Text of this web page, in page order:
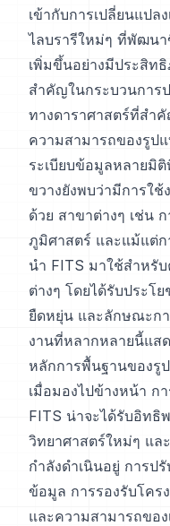
เข้ากับการเปลี่ยนแปล
ไลบรารีใหม่ๆ ที่พัฒน
เพิ่มขึ้นอย่างมีประสิท
สำคัญในกระบวนการ
ทางดาราศาสตร์ที่สำ
ความสามารถของรูป
ระเบียบข้อมูลหลายมิ
ขวางยังพบว่ามีการใ
ด้วย สาขาต่างๆ เช่น
ภูมิศาสตร์ และแม้แต่
นำ FITS มาใช้สำหรั
ต่างๆ โดยได้รับประโ
ยืดหยุ่น และลักษณะกา
งานที่หลากหลายนี้แส
หลักการพื้นฐานของรู
เมื่อมองไปข้างหน้า ก
FITS น่าจะได้รับอิทธิ
วิทยาศาสตร์ใหม่ๆ แล
กำลังดำเนินอยู่ การป
ข้อมูล การรองรับโค
และความสามารถขอ